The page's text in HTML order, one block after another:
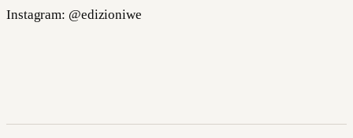
Instagram: @edizioniwe